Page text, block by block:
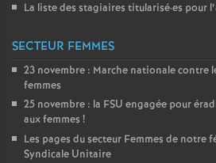
La liste des stagiaires titularisé·es pour
SECTEUR FEMMES
23 novembre : Marche nationale contre
femmes
25 novembre : la FSU engagée pour
aux femmes !
Les pages du secteur Femmes de notre
Syndicale Unitaire